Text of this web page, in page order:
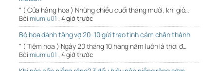
" ( Cửa hàng hoa ) Những chiều cuối tháng mười, khi gió…
Bởi miumiu01 , 4 giờ trước
Bó hoa dành tặng vợ 20-10 gửi trao tình cảm chân thành
" ( Tiệm hoa ) Ngày 20 tháng 10 hàng năm luôn là thời đ…
Bởi miumiu01 , 4 giờ trước